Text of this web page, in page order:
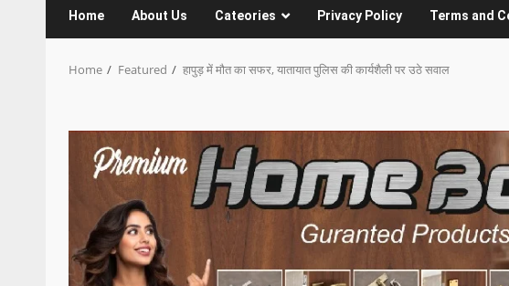
Home About Us Cateories Privacy Policy Terms and
Home Featured हापुड़ में मौत का सफर, यातायात पुलिस की कार्यशैली पर उठे सवाल